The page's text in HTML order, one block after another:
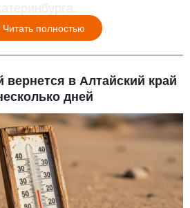
Читать полностью
в Алтайский край
дней